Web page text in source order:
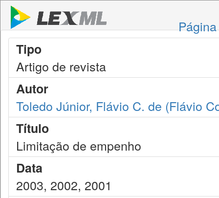
Tipo
Artigo de revista
Autor
Toledo Júnior, Flávio C. de (Flávio
Título
Limitação de empenho
Data
2003, 2002, 2001